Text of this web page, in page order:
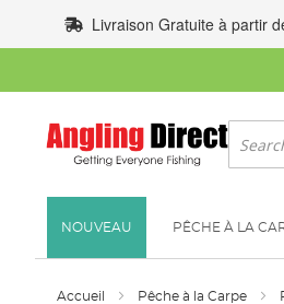
au
contenu
Livraison Gratuite à partir
NOUVEAU PÊCHE À LA
Accueil Pêche à la Carpe